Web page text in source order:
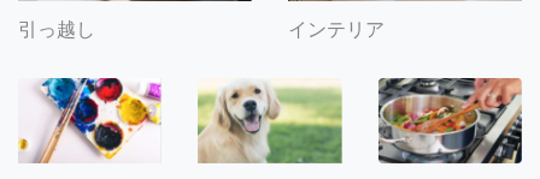
引っ越し インテリア